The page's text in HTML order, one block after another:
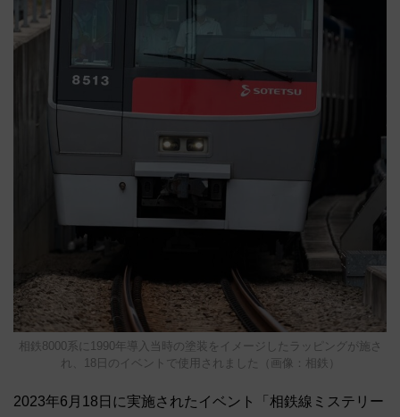
相鉄8000系に1990年導入当時の塗装をイメージしたラッピングが施さ
れ、18日のイベントで使用されました（画像：相鉄）
2023年6月18日に実施されたイベント「相鉄線ミステリー